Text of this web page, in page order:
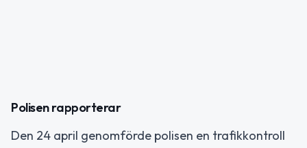
Polisen rapporterar
Den 24 april genomförde polisen en trafikkontroll